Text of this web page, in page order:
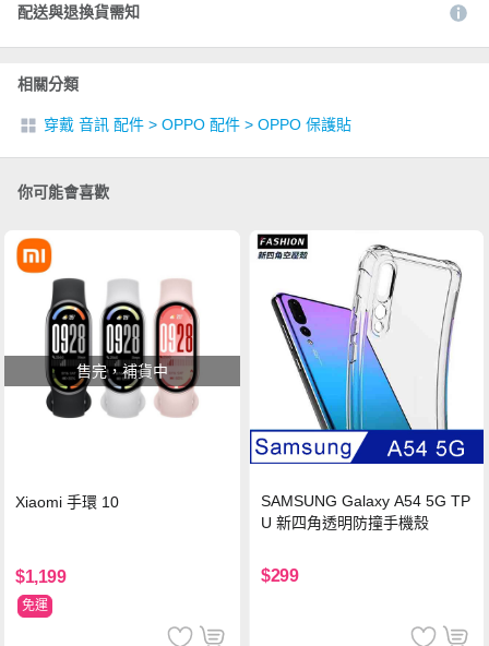
配送與退換貨需知
相關分類
穿戴 音訊 配件 > OPPO 配件 > OPPO 保護貼
你可能會喜歡
售完，補貨中
Xiaomi 手環 10
$1,199
免運
SAMSUNG Galaxy A54 5G TP
U 新四角透明防撞手機殼
$299